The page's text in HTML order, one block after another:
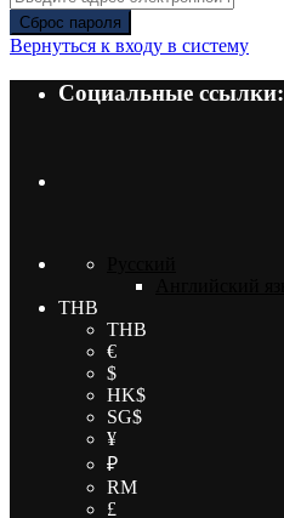
Сброс пароля
Вернуться к входу в систему
Социальные ссылки:
THB
THB
€
$
HK$
SG$
¥
₽
RM
£